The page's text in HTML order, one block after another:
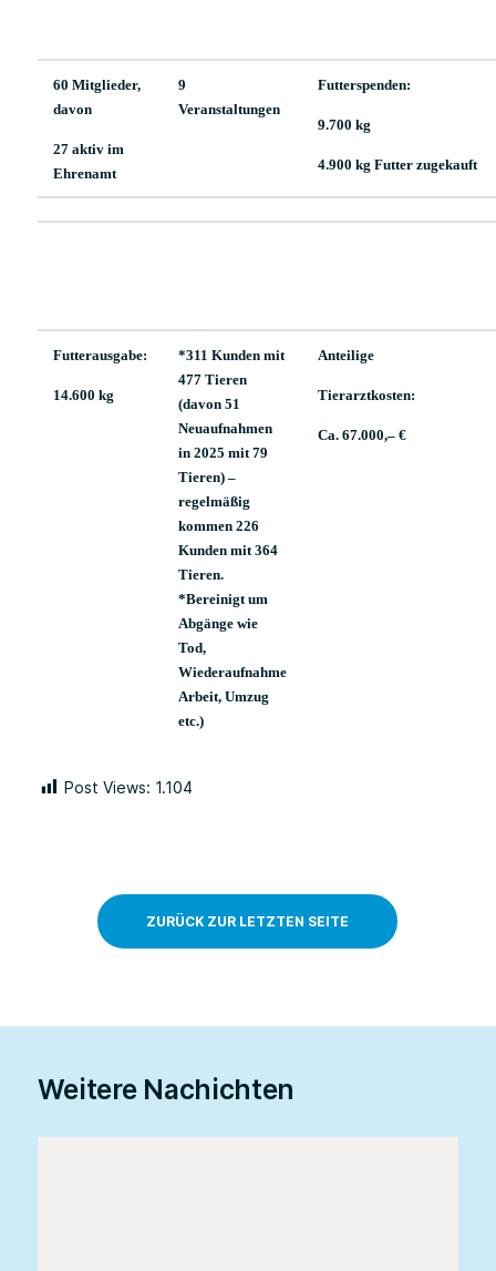
60 Mitglieder,
davon
27 aktiv im
Ehrenamt
9
Veranstaltungen
Futterspenden:
9.700 kg
4.900 kg Futter zugekauft
Futterausgabe:
14.600 kg
*311 Kunden mit
477 Tieren
(davon 51
Neuaufnahmen
in 2025 mit 79
Tieren) –
regelmäßig
kommen 226
Kunden mit 364
Tieren.
*Bereinigt um
Abgänge wie
Tod,
Wiederaufnahme
Arbeit, Umzug
etc.)
Anteilige
Tierarztkosten:
Ca. 67.000,– €
Post Views: 1.104
ZURÜCK ZUR LETZTEN SEITE
Weitere Nachichten